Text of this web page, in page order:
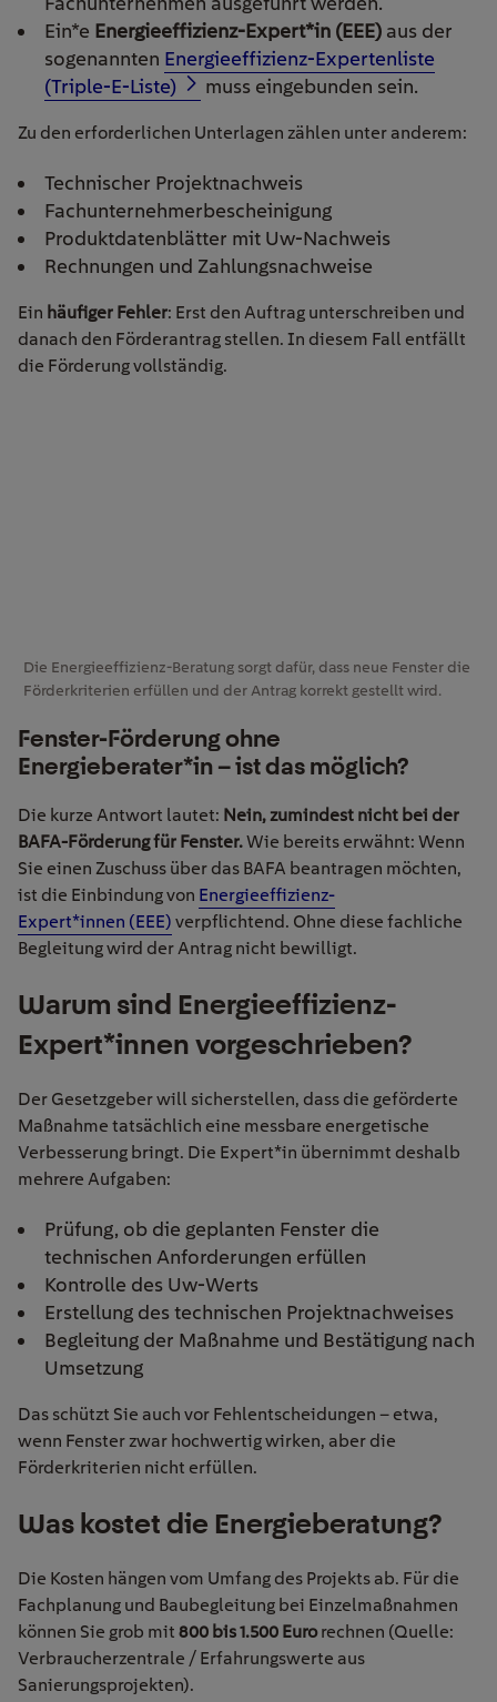
Ein*e Energieeffizienz-Expert*in (EEE) aus der
sogenannten Energieeffizienz-Expertenliste
(Triple-E-Liste)
muss eingebunden sein.
Zu den erforderlichen Unterlagen zählen unter anderem:
Technischer Projektnachweis
Fachunternehmerbescheinigung
Produktdatenblätter mit Uw-Nachweis
Rechnungen und Zahlungsnachweise
Ein häufiger Fehler: Erst den Auftrag unterschreiben und
danach den Förderantrag stellen. In diesem Fall entfällt
die Förderung vollständig.
Die Energieeffizienz-Beratung sorgt dafür, dass neue Fenster die
Förderkriterien erfüllen und der Antrag korrekt gestellt wird.
Fenster-Förderung ohne
Energieberater*in – ist das möglich?
Die kurze Antwort lautet: Nein, zumindest nicht bei der
BAFA-Förderung für Fenster.Wie bereits erwähnt: Wenn
Sie einen Zuschuss über das BAFA beantragen möchten,
ist die Einbindung von Energieeffizienz-
Expert*innen (EEE) verpflichtend. Ohne diese fachliche
Begleitung wird der Antrag nicht bewilligt.
Warum sind Energieeffizienz-
Expert*innen vorgeschrieben?
Der Gesetzgeber will sicherstellen, dass die geförderte
Maßnahme tatsächlich eine messbare energetische
Verbesserung bringt. Die Expert*in übernimmt deshalb
mehrere Aufgaben:
Prüfung, ob die geplanten Fenster die
technischen Anforderungen erfüllen
Kontrolle des Uw-Werts
Erstellung des technischen Projektnachweises
Begleitung der Maßnahme und Bestätigung nach
Umsetzung
Das schützt Sie auch vor Fehlentscheidungen – etwa,
wenn Fenster zwar hochwertig wirken, aber die
Förderkriterien nicht erfüllen.
Was kostet die Energieberatung?
Die Kosten hängen vom Umfang des Projekts ab. Für die
Fachplanung und Baubegleitung bei Einzelmaßnahmen
können Sie grob mit 800 bis 1.500 Eurorechnen (Quelle:
Verbraucherzentrale / Erfahrungswerte aus
Sanierungsprojekten).